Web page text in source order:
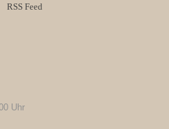
RSS Feed
Uhr